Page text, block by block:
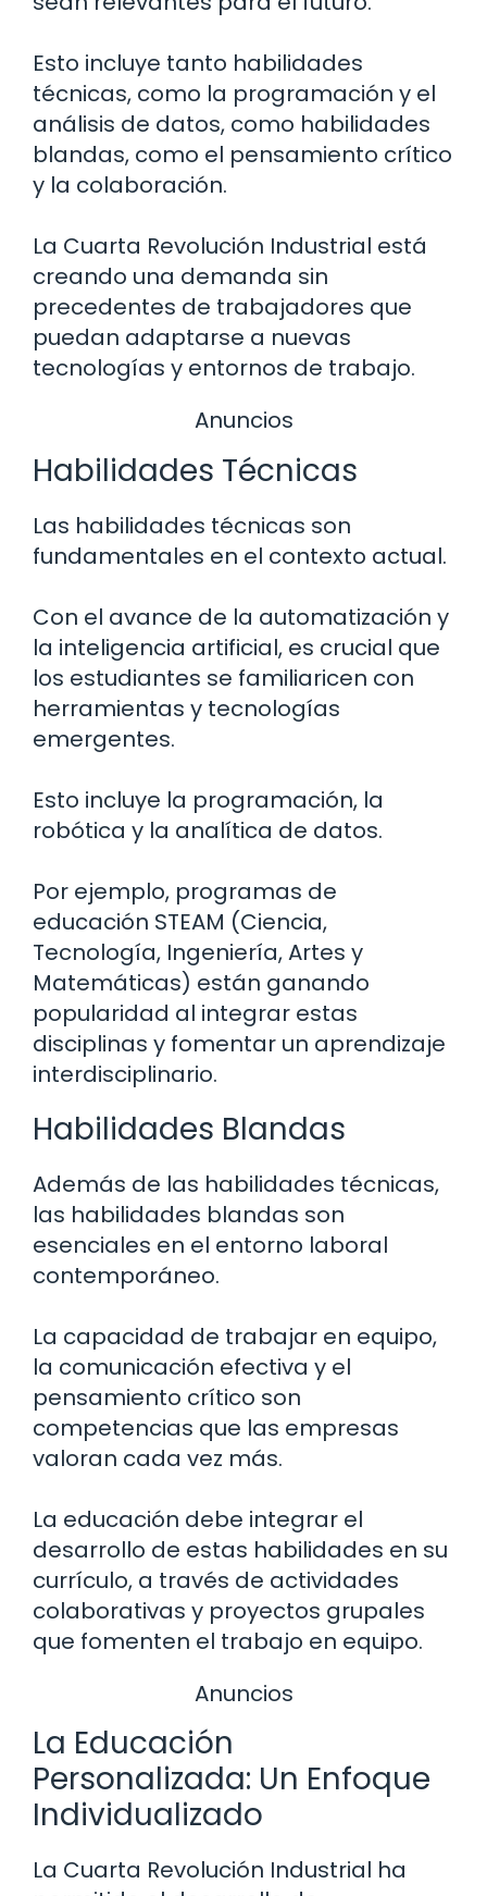
Esto incluye tanto habilidades
técnicas, como la programación y el
análisis de datos, como habilidades
blandas, como el pensamiento crítico
y la colaboración.
La Cuarta Revolución Industrial está
creando una demanda sin
precedentes de trabajadores que
puedan adaptarse a nuevas
tecnologías y entornos de trabajo.
Anuncios
Habilidades Técnicas
Las habilidades técnicas son
fundamentales en el contexto actual.
Con el avance de la automatización y
la inteligencia artificial, es crucial que
los estudiantes se familiaricen con
herramientas y tecnologías
emergentes.
Esto incluye la programación, la
robótica y la analítica de datos.
Por ejemplo, programas de
educación STEAM (Ciencia,
Tecnología, Ingeniería, Artes y
Matemáticas) están ganando
popularidad al integrar estas
disciplinas y fomentar un aprendizaje
interdisciplinario.
Habilidades Blandas
Además de las habilidades técnicas,
las habilidades blandas son
esenciales en el entorno laboral
contemporáneo.
La capacidad de trabajar en equipo,
la comunicación efectiva y el
pensamiento crítico son
competencias que las empresas
valoran cada vez más.
La educación debe integrar el
desarrollo de estas habilidades en su
currículo, a través de actividades
colaborativas y proyectos grupales
que fomenten el trabajo en equipo.
Anuncios
La Educación
Personalizada: Un Enfoque
Individualizado
La Cuarta Revolución Industrial ha